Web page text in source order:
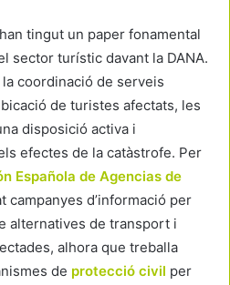
han tingut un paper fonamental
sector turístic davant la DANA.
la coordinació de serveis
de turistes afectats, les
disposició activa i
efectes de la catàstrofe. Per
Española de Agencias de
campanyes d’informació per
alternatives de transport i
alhora que treballa
de protecció civil per